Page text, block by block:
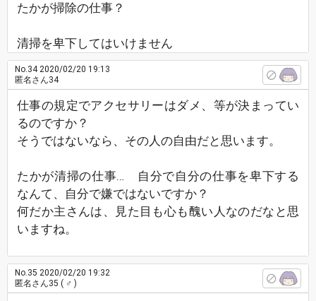
たかが掃除の仕事？
清掃を卑下してはいけません
No.342020/02/20 19:13
匿名さん34
仕事の規定でアクセサリーはダメ、等が決まってい
るのですか？
そうではないなら、その人の自由だと思います。
たかが清掃の仕事… 自分で自分の仕事を卑下する
なんて、自分で嫌ではないですか？
何だか主さんは、見た目も心も醜い人なのだなと思
いますね。
No.35 2020/02/20 19:32
匿名さん35 ( ♂ )